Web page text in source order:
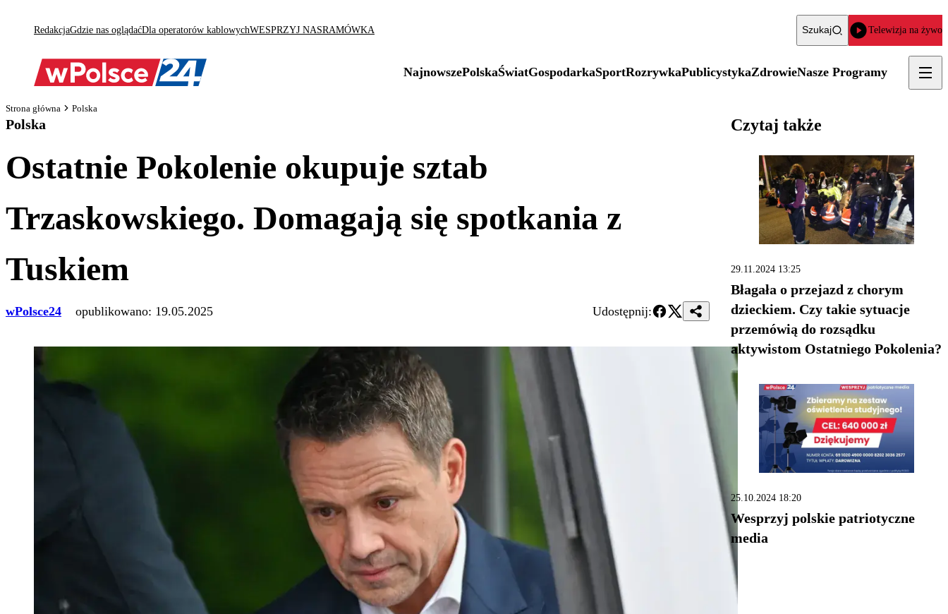
RedakcjaGdzie nas oglądaćDla operatorów kablowychWESPRZYJ NASRAMÓWKA Szukaj Telewizja na żywo
NajnowszePolskaŚwiatGospodarkaSportRozrywkaPublicystykaZdrowieNasze Programy
Strona główna Polska
Polska
Ostatnie Pokolenie okupuje sztab
Trzaskowskiego. Domagają się spotkania z
Tuskiem
wPolsce24 opublikowano: 19.05.2025 Udostępnij:
Czytaj także
29.11.2024 13:25
Błagała o przejazd z chorym
dzieckiem. Czy takie sytuacje
przemówią do rozsądku
aktywistom Ostatniego Pokolenia?
25.10.2024 18:20
Wesprzyj polskie patriotyczne
media